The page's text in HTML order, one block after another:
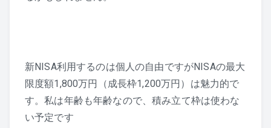
新NISA利用するのは個人の自由ですがNISAの最大
限度額1,800万円（成長枠1,200万円）は魅力的で
す。私は年齢も年齢なので、積み立て枠は使わな
い予定です